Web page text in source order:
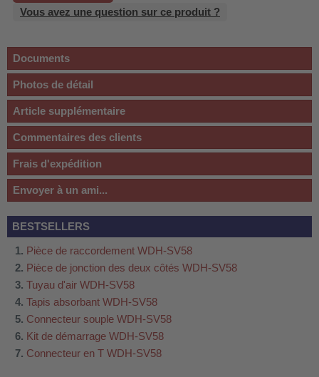
Vous avez une question sur ce produit ?
Documents
Photos de détail
Article supplémentaire
Commentaires des clients
Frais d'expédition
Envoyer à un ami...
BESTSELLERS
Pièce de raccordement WDH-SV58
Pièce de jonction des deux côtés WDH-SV58
Tuyau d'air WDH-SV58
Tapis absorbant WDH-SV58
Connecteur souple WDH-SV58
Kit de démarrage WDH-SV58
Connecteur en T WDH-SV58